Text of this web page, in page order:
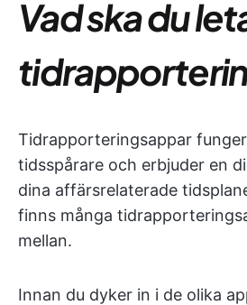
Vad ska du
Tidrapporteringsappar
tidsspårare och erbjuder en
dina affärsrelaterade
finns många
mellan.
Innan du dyker in i de olika